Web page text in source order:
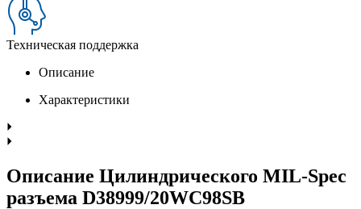
Техническая поддержка
Описание
Характеристики
Описание Цилиндрического MIL-Spec
разъема D38999/20WC98SB